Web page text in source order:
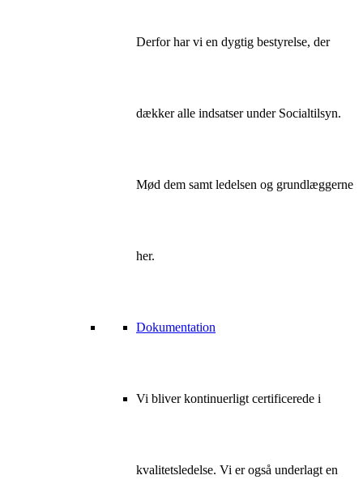
Derfor har vi en dygtig bestyrelse, der
dækker alle indsatser under Socialtilsyn.
Mød dem samt ledelsen og grundlæggerne
her.
Dokumentation
Vi bliver kontinuerligt certificerede i
kvalitetsledelse. Vi er også underlagt en